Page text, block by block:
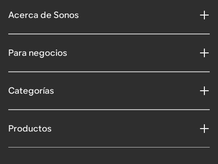
Acerca de Sonos
Para negocios
Categorías
Productos